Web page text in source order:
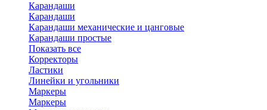
Карандаши
Карандаши
Карандаши механические и цанговые
Карандаши простые
Показать все
Корректоры
Ластики
Линейки и угольники
Маркеры
Маркеры